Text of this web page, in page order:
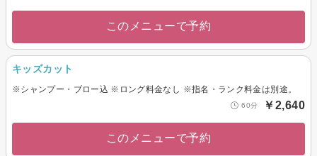
このメニューで予約
キッズカット
※シャンプー・ブロー込 ※ロング料金なし ※指名・ランク料金は別途。
60分 ￥2,640
このメニューで予約